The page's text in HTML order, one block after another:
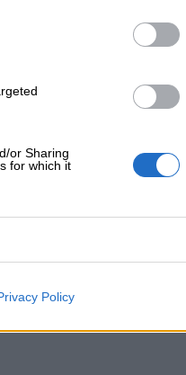
or Sharing
for which it
Policy